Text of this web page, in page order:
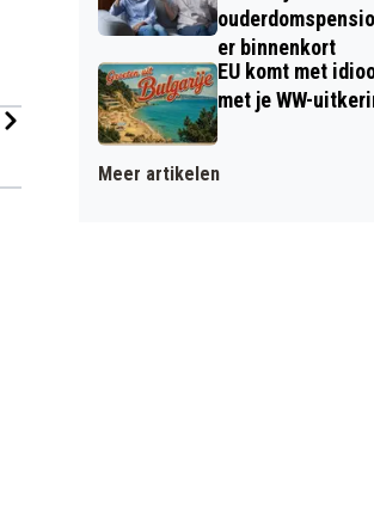
er binnenkort
EU komt met
met je WW-
Meer artikelen